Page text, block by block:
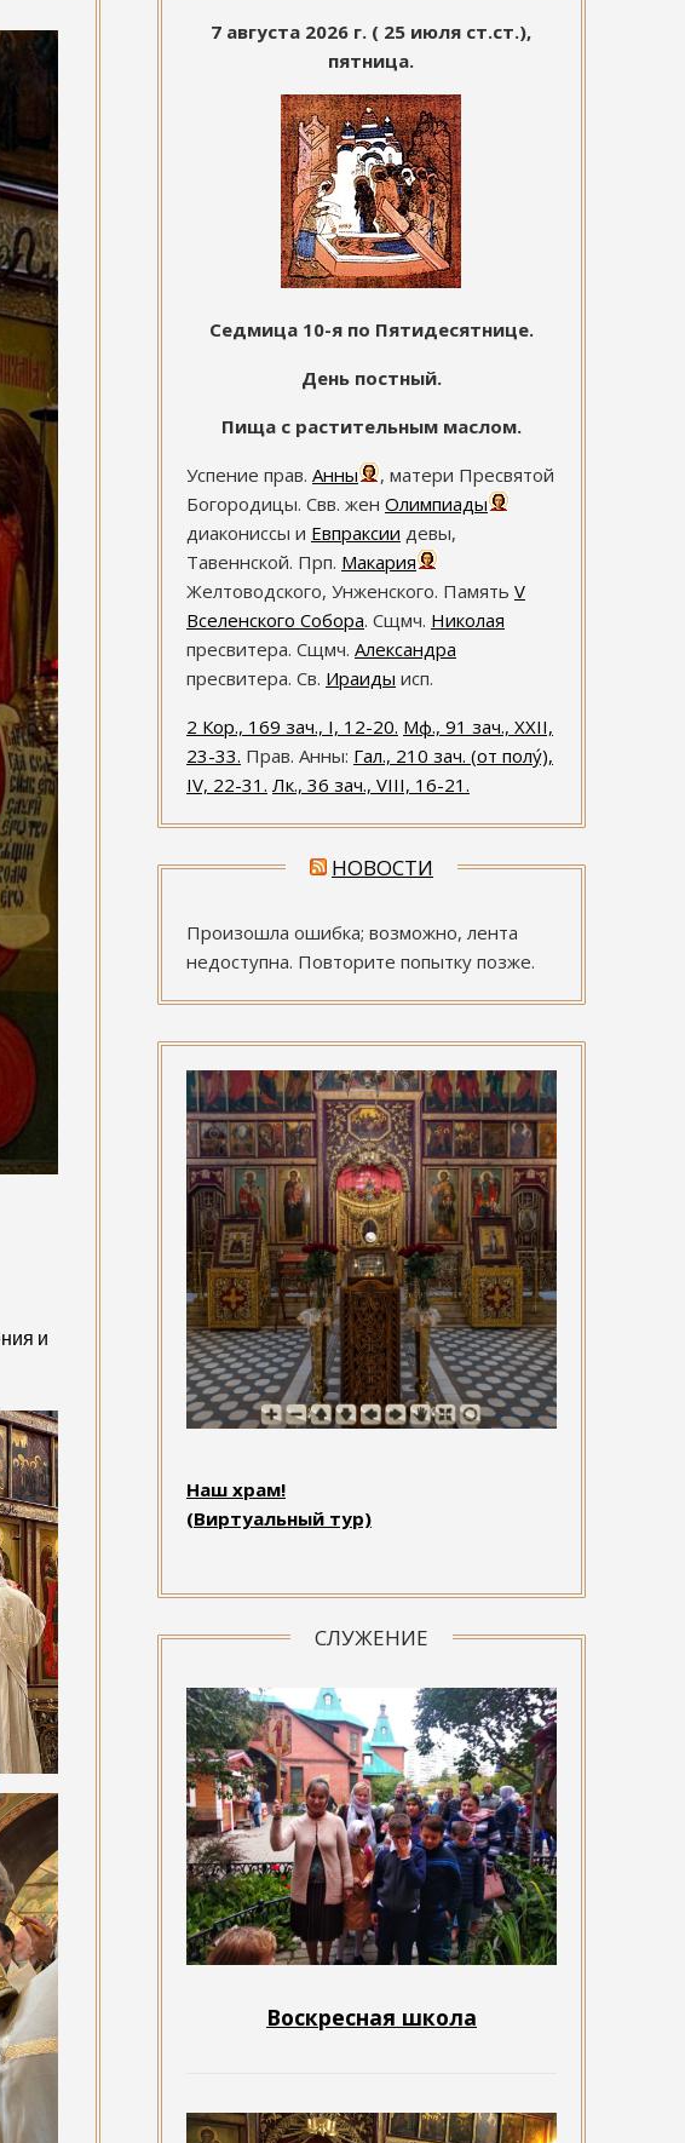
и
7 августа 2026 г. ( 25 июля ст.ст.),
пятница.
Седмица 10-я по Пятидесятнице.
День постный.
Пища с растительным маслом.
Успение прав. Анны
, матери Пресвятой
Богородицы. Свв. жен Олимпиады
диакониссы и Евпраксии девы,
Тавеннской. Прп. Макария
Желтоводского, Унженского. Память V
Вселенского Собора. Сщмч. Николая
пресвитера. Сщмч. Александра
пресвитера. Св. Ираиды исп.
2 Кор., 169 зач., I, 12-20. Мф., 91 зач., XXII,
23-33. Прав. Анны: Гал., 210 зач. (от полу́),
IV, 22-31. Лк., 36 зач., VIII, 16-21.
НОВОСТИ
Произошла ошибка; возможно, лента
недоступна. Повторите попытку позже.
Наш храм!
(Виртуальный тур)
СЛУЖЕНИЕ
Воскресная школа